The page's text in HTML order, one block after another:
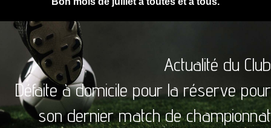
Actualité du Club
Défaite à domicile pour la réserve pour
son dernier match de championnat